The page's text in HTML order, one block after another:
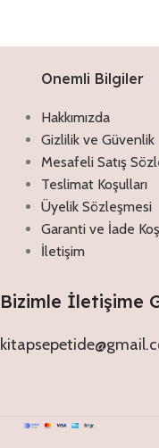
Onemli Bilgiler
Hakkımızda
Gizlilik ve Güvenlik
Mesafeli Satış
Teslimat Koşulları
Üyelik Sözleşmesi
Garanti ve İade
İletişim
Bizimle İletişime